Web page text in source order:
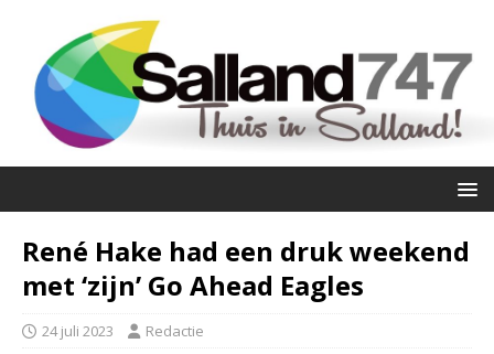
René Hake had een druk weekend
met ‘zijn’ Go Ahead Eagles
24 juli 2023 Redactie